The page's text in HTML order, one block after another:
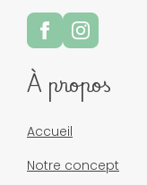
À propos
Accueil
Notre concept